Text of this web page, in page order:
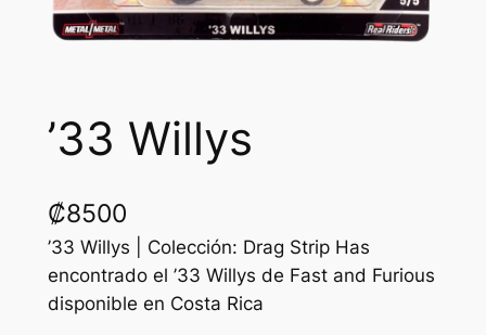
’33 Willys
₡8500
’33 Willys | Colección: Drag Strip Has
encontrado el ’33 Willys de Fast and Furious
disponible en Costa Rica